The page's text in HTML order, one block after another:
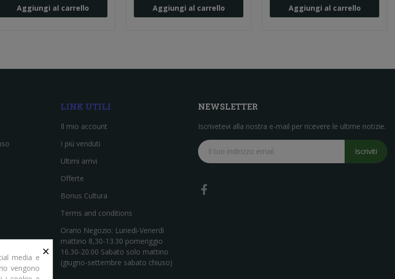
Aggiungi al carrello Aggiungi al carrello Aggiungi al carrello
LINK UTILI
Il mio account
I più venduti
Ultimi arrivi
Offerte
Bonus Cultura
Terms and conditions
Orario Negozio: Lunedì-Venerdì
mattino 8,30-13.30 pomeriggio
16.30-20.00 Sabato solo mattino
(giugno-settembre sabato chiuso)
NEWSLETTER
Iscrivetevi alla nostra e-mail per ricevere le ultime notizie.
Iscriviti
×
media e
vengono